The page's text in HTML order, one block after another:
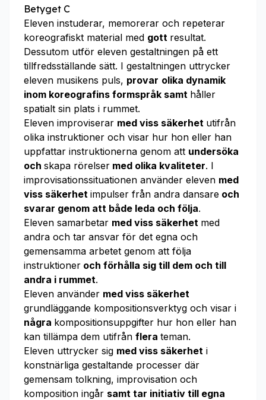
Betyget C
Eleven instuderar, memorerar och repeterar
koreografiskt material med gott resultat.
Dessutom utför eleven gestaltningen på ett
tillfredsställande sätt. I gestaltningen uttrycker
eleven musikens puls, provar olika dynamik
inom koreografins formspråk samt håller
spatialt sin plats i rummet.
Eleven improviserar med viss säkerhet utifrån
olika instruktioner och visar hur hon eller han
uppfattar instruktionerna genom att undersöka
och skapa rörelser med olika kvaliteter. I
improvisationssituationen använder eleven med
viss säkerhet impulser från andra dansare och
svarar genom att både leda och följa.
Eleven samarbetar med viss säkerhet med
andra och tar ansvar för det egna och
gemensamma arbetet genom att följa
instruktioner och förhålla sig till dem och till
andra i rummet.
Eleven använder med viss säkerhet
grundläggande kompositionsverktyg och visar i
några kompositionsuppgifter hur hon eller han
kan tillämpa dem utifrån flera teman.
Eleven uttrycker sig med viss säkerhet i
konstnärliga gestaltande processer där
gemensam tolkning, improvisation och
komposition ingår samt tar initiativ till egna